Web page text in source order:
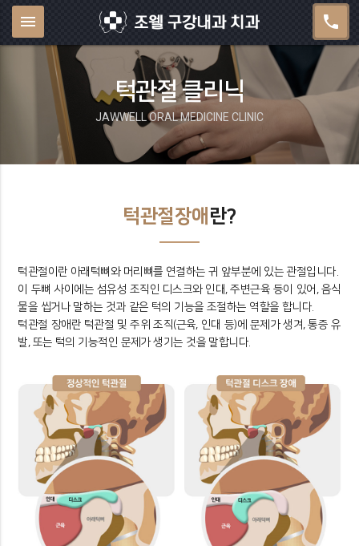
menu phone
턱관절 클리닉
JAWWELL ORAL MEDICINE CLINIC
턱관절장애 란?
턱관절이란 아래턱뼈와 머리뼈를 연결하는 귀 앞부분에 있는 관절입니다.
이 두뼈 사이에는 섬유성 조직인 디스크와 인대, 주변근육 등이 있어, 음식
물을 씹거나 말하는 것과 같은 턱의 기능을 조절하는 역할을 합니다.
턱관절 장애란 턱관절 및 주위 조직(근육, 인대 등)에 문제가 생겨, 통증 유
발, 또는 턱의 기능적인 문제가 생기는 것을 말합니다.